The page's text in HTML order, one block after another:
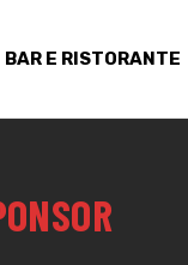
BAR E RISTORANTE